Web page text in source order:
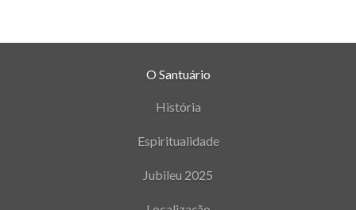
O Santuário
História
Espiritualidade
Jubileu 2025